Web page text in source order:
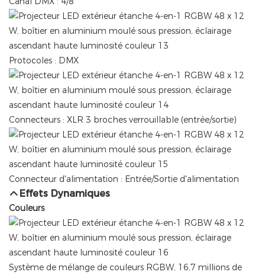
Protocoles : DMX
Connecteurs : XLR 3 broches verrouillable (entrée/sortie)
Connecteur d'alimentation : Entrée/Sortie d'alimentation
Effets Dynamiques
Couleurs
Système de mélange de couleurs RGBW, 16,7 millions de